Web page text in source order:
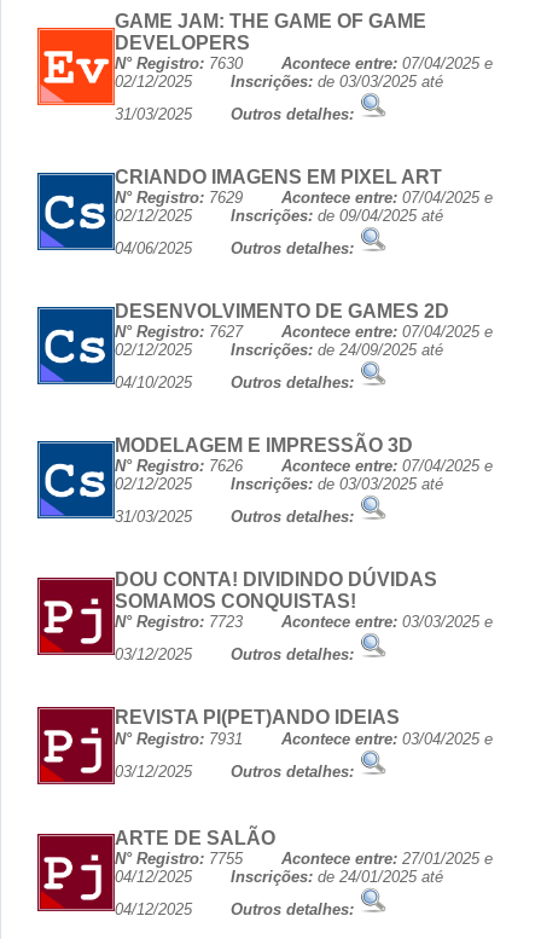
GAME JAM: THE GAME OF GAME
DEVELOPERS
N° Registro: 7630 Acontece entre: 07/04/2025 e
02/12/2025 Inscrições: de 03/03/2025 até
31/03/2025 Outros detalhes:
CRIANDO IMAGENS EM PIXEL ART
N° Registro: 7629 Acontece entre: 07/04/2025 e
02/12/2025 Inscrições: de 09/04/2025 até
04/06/2025 Outros detalhes:
DESENVOLVIMENTO DE GAMES 2D
N° Registro: 7627 Acontece entre: 07/04/2025 e
02/12/2025 Inscrições: de 24/09/2025 até
04/10/2025 Outros detalhes:
MODELAGEM E IMPRESSÃO 3D
N° Registro: 7626 Acontece entre: 07/04/2025 e
02/12/2025 Inscrições: de 03/03/2025 até
31/03/2025 Outros detalhes:
DOU CONTA! DIVIDINDO DÚVIDAS
SOMAMOS CONQUISTAS!
N° Registro: 7723 Acontece entre: 03/03/2025 e
03/12/2025 Outros detalhes:
REVISTA PI(PET)ANDO IDEIAS
N° Registro: 7931 Acontece entre: 03/04/2025 e
03/12/2025 Outros detalhes:
ARTE DE SALÃO
N° Registro: 7755 Acontece entre: 27/01/2025 e
04/12/2025 Inscrições: de 24/01/2025 até
04/12/2025 Outros detalhes: